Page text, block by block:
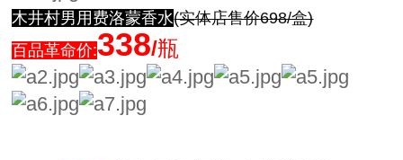
木井村男用费洛蒙香水(实体店售价698/盒)
百品革命价:338/瓶